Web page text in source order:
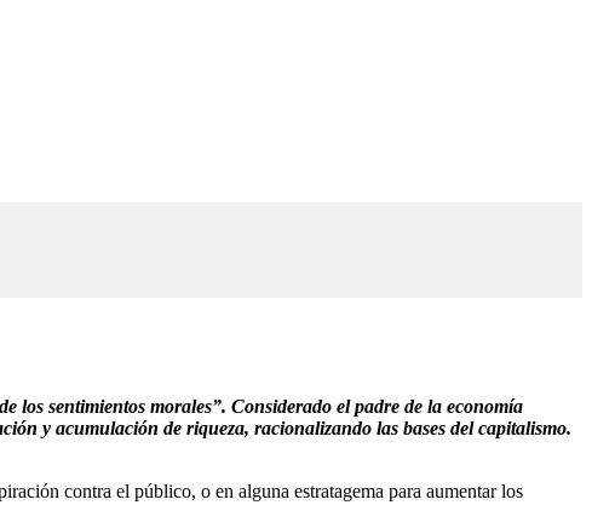
sentimientos morales”. Considerado el padre de la economía
y acumulación de riqueza, racionalizando las bases del capitalismo.
contra el público, o en alguna estratagema para aumentar los